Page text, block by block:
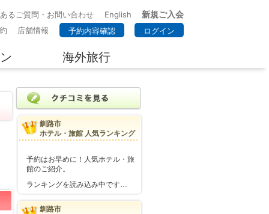
るご質問・お問い合わせ English 新規ご入会
店舗情報 予約内容確認 ログイン
海外旅行
釧路市
ホテル・旅館 人気ランキング
予約はお早めに！人気ホテル・旅
館のご紹介。
ランキングを読み込み中です…
釧路市